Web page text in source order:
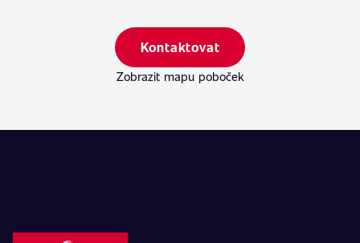
Kontaktovat
Zobrazit mapu poboček